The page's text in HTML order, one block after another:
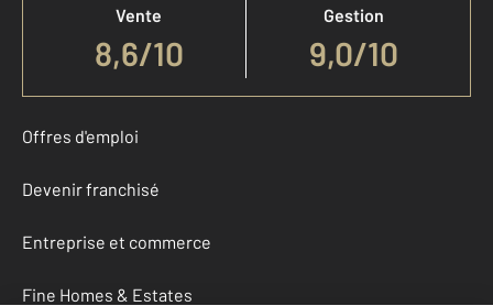
Vente
8,6/10
Gestion
9,0/10
Offres d'emploi
Devenir franchisé
Entreprise et commerce
Fine Homes & Estates